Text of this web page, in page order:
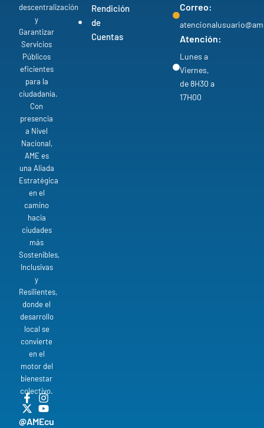
descentralización
y
Garantizar
Servicios
Públicos
eficientes
para la
ciudadanía.
Con
presencia
a Nivel
Nacional,
AME es
una Aliada
Estratégica
en el
camino
hacia
ciudades
más
Sostenibles,
Inclusivas
y
Resilientes,
donde el
desarrollo
local se
convierte
en el
motor del
bienestar
colectivo.
@AMEcu
Rendición
de
Cuentas
Correo:
Atención:
Lunes a
Viernes,
de 8H30 a
17H00